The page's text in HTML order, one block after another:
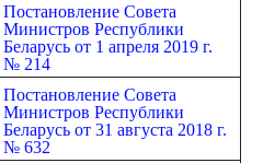
Постановление Совета
Министров Республики
Беларусь от 1 апреля 2019 г.
№ 214
Постановление Совета
Министров Республики
Беларусь от 31 августа 2018 г.
№ 632